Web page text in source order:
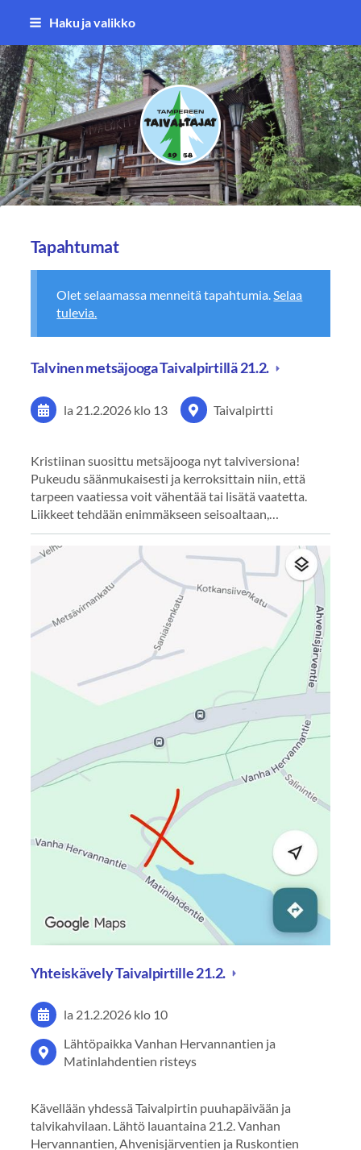
Siirry
sisältöön
Haku ja valikko
Tampereen Taivaltajat ry
Tapahtumat
Olet selaamassa menneitä tapahtumia. Selaa
tulevia.
Talvinen metsäjooga Taivalpirtillä 21.2.
la 21.2.2026 klo 13 Taivalpirtti
Kristiinan suosittu metsäjooga nyt talviversiona!
Pukeudu säänmukaisesti ja kerroksittain niin, että
tarpeen vaatiessa voit vähentää tai lisätä vaatetta.
Liikkeet tehdään enimmäkseen seisoaltaan,…
Yhteiskävely Taivalpirtille 21.2.
la 21.2.2026 klo 10
Lähtöpaikka Vanhan Hervannantien ja
Matinlahdentien risteys
Kävellään yhdessä Taivalpirtin puuhapäivään ja
talvikahvilaan. Lähtö lauantaina 21.2. Vanhan
Hervannantien, Ahvenisjärventien ja Ruskontien